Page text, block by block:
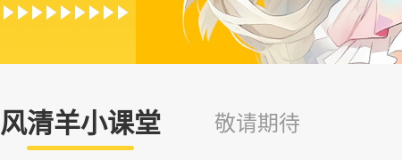
风清羊小课堂 敬请期待